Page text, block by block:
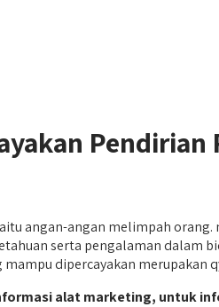
angan-angan melimpah
serta pengalaman
dipercayakan merupakan
alat marketing, untuk